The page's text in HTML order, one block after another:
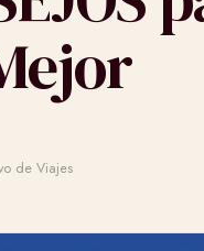
de Viajes